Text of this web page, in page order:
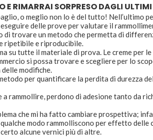
E RIMARRAI SORPRESO DAGLI
o meglio non lo è del tutto! Nell’ultimo
delle prove per valutare il
di trovare un metodo che permetta di
ripetibile e riproducibile.
su tutte il materiale di prova. Le creme per
si possa trovare e scegliere per lo
modifiche.
per quantificare la perdita di durezza
rammollire, perdono di adesione tanto da
che mi ha fatto cambiare prospettiva;
modo rammolliscono per effetto delle
alcune vernici più di altre.